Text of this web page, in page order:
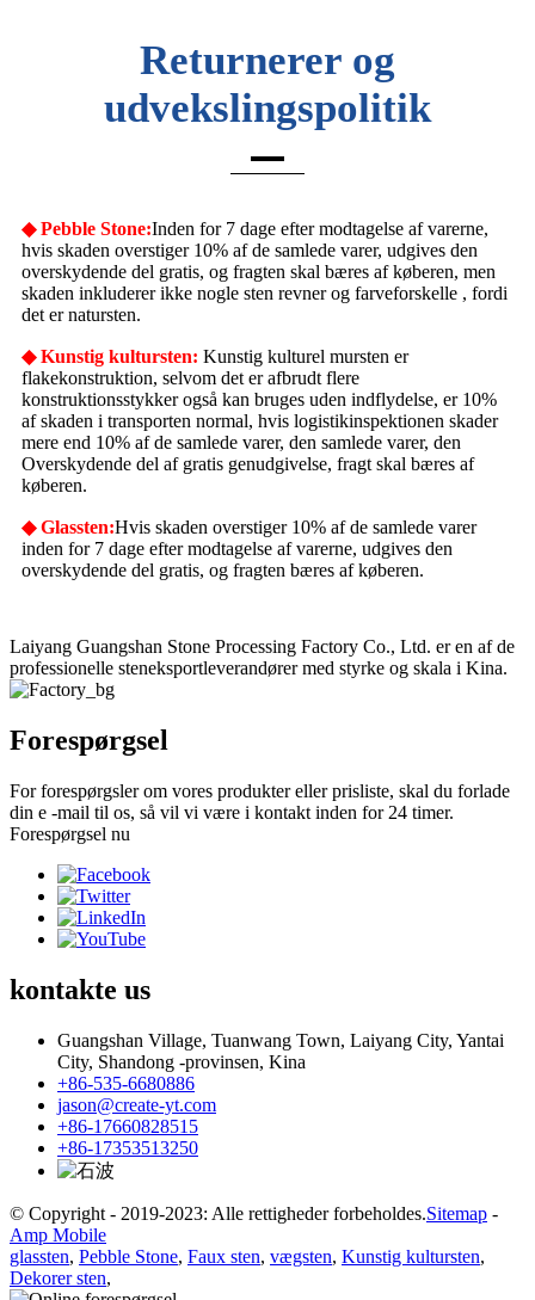
Returnerer og
udvekslingspolitik
◆ Pebble Stone:Inden for 7 dage efter modtagelse af varerne,
hvis skaden overstiger 10% af de samlede varer, udgives den
overskydende del gratis, og fragten skal bæres af køberen, men
skaden inkluderer ikke nogle sten revner og farveforskelle , fordi
det er natursten.
◆ Kunstig kultursten: Kunstig kulturel mursten er
flakekonstruktion, selvom det er afbrudt flere
konstruktionsstykker også kan bruges uden indflydelse, er 10%
af skaden i transporten normal, hvis logistikinspektionen skader
mere end 10% af de samlede varer, den samlede varer, den
Overskydende del af gratis genudgivelse, fragt skal bæres af
køberen.
◆ Glassten:Hvis skaden overstiger 10% af de samlede varer
inden for 7 dage efter modtagelse af varerne, udgives den
overskydende del gratis, og fragten bæres af køberen.
Laiyang Guangshan Stone Processing Factory Co., Ltd. er en af ​​de
professionelle steneksportleverandører med styrke og skala i Kina.
Forespørgsel
For forespørgsler om vores produkter eller prisliste, skal du forlade
din e -mail til os, så vil vi være i kontakt inden for 24 timer.
Forespørgsel nu
kontakte us
Guangshan Village, Tuanwang Town, Laiyang City, Yantai
City, Shandong -provinsen, Kina
+86-535-6680886
jason@create-yt.com
+86-17660828515
+86-17353513250
© Copyright - 2019-2023: Alle rettigheder forbeholdes.Sitemap -
Amp Mobile
glassten, Pebble Stone, Faux sten, vægsten, Kunstig kultursten,
Dekorer sten,